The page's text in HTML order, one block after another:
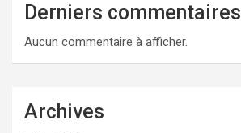
Derniers commentaires
Aucun commentaire à afficher.
Archives